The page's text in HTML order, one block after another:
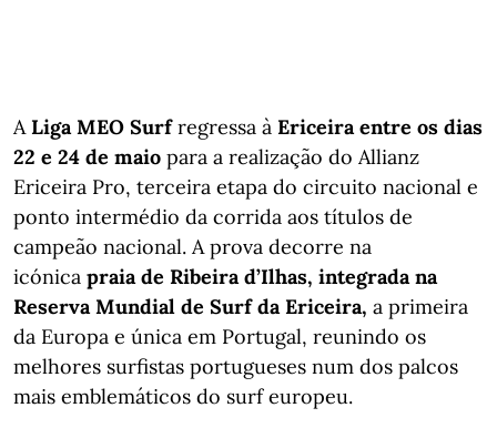
A Liga MEO Surfregressa à Ericeira entre os dias
22 e 24 de maio para a realização do Allianz
Ericeira Pro, terceira etapa do circuito nacional e
ponto intermédio da corrida aos títulos de
campeão nacional. A prova decorre na
icónica praia de Ribeira d’Ilhas, integrada na
Reserva Mundial de Surf da Ericeira, a primeira
da Europa e única em Portugal, reunindo os
melhores surfistas portugueses num dos palcos
mais emblemáticos do surf europeu.